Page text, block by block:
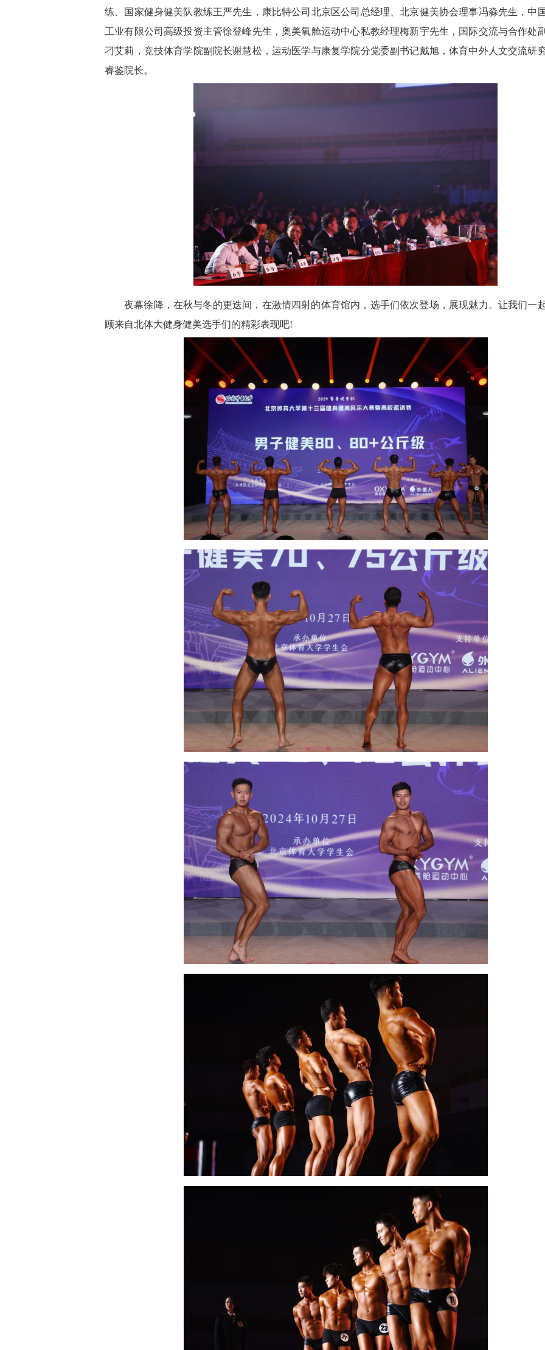
练、国家健身健美队教练王严先生，康比特公司北京区公司总经理、北京健美协会理事冯淼先生，中
工业有限公司高级投资主管徐登峰先生，奥美氧舱运动中心私教经理梅新宇先生，国际交流与合作处
刁艾莉，竞技体育学院副院长谢慧松，运动医学与康复学院分党委副书记戴旭，体育中外人文交流研
睿鉴院长。
夜幕徐降，在秋与冬的更迭间，在激情四射的体育馆内，选手们依次登场，展现魅力。让我们一
顾来自北体大健身健美选手们的精彩表现吧!